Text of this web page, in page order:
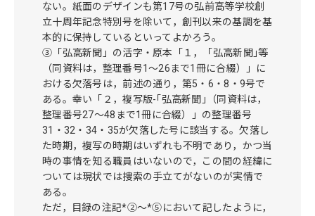
ない。紙面のデザインも第17号の弘前高等学校創
立十周年記念特別号を除いて，創刊以来の基調を基
本的に保持しているといってよかろう。
③「弘高新聞」の活字・原本「１，「弘高新聞｣等
（同資料は，整理番号1～26まで1冊に合綴）」に
おける欠落号は，前述の通り，第5・6・8・9号で
ある。幸い「２，複写版-｢弘高新聞｣（同資料は，
整理番号27～48まで1冊に合綴）」の整理番号
31・32・34・35が欠落した号に該当する。欠落し
た時期，複写の時期はいずれも不明であり，かつ当
時の事情を知る職員はいないので，この間の経緯に
ついては現状では捜索の手立てがないのが実情で
ある。
ただ，目録の注記*②～*⑤において記したように，